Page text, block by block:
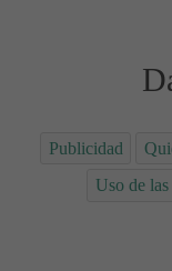
Publicidad
Uso de